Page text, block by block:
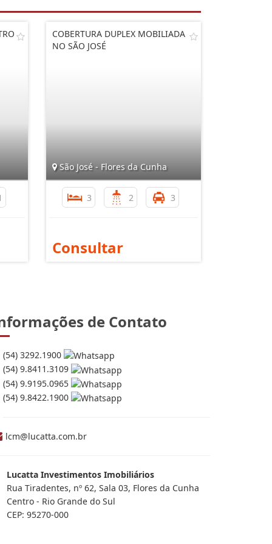
COBERTURA DUPLEX MOBILIADA
NO SÃO JOSÉ
São José - Flores da Cunha
3 2 3
Consultar
de Contato
(54) 3292.1900
(54) 9.8411.3109
(54) 9.9195.0965
(54) 9.8422.1900
lcm@lucatta.com.br
Lucatta Investimentos Imobiliários
Rua Tiradentes, nº 62, Sala 03, Flores da Cunha
Centro - Rio Grande do Sul
CEP: 95270-000